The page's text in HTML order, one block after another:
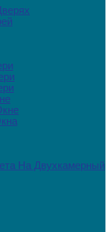
На Двухкамерный